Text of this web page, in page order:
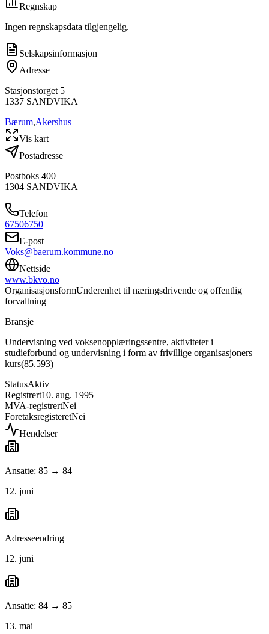
Regnskap
Ingen regnskapsdata tilgjengelig.
Selskapsinformasjon
Adresse
Stasjonstorget 5
1337 SANDVIKA
Bærum,Akershus
Vis kart
Postadresse
Postboks 400
1304 SANDVIKA
Telefon
67506750
E-post
Voks@baerum.kommune.no
Nettside
www.bkvo.no
OrganisasjonsformUnderenhet til næringsdrivende og offentlig
forvaltning
Bransje
Undervisning ved voksenopplæringssentre, aktiviteter i
studieforbund og undervisning i form av frivillige organisasjoners
kurs(85.593)
StatusAktiv
Registrert10. aug. 1995
MVA-registrertNei
ForetaksregisteretNei
Hendelser
Ansatte: 85 → 84
12. juni
Adresseendring
12. juni
Ansatte: 84 → 85
13. mai